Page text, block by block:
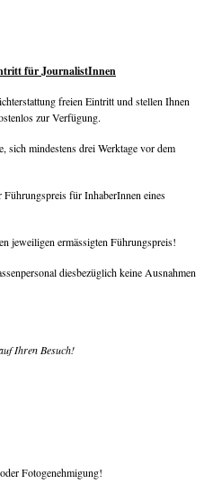
für JournalistInnen
freien Eintritt und stellen Ihnen
zur Verfügung.
sich mindestens drei Werktage vor dem
für InhaberInnen eines
jeweiligen ermässigten Führungspreis!
diesbezüglich keine Ausnahmen
Ihren Besuch!
Fotogenehmigung!